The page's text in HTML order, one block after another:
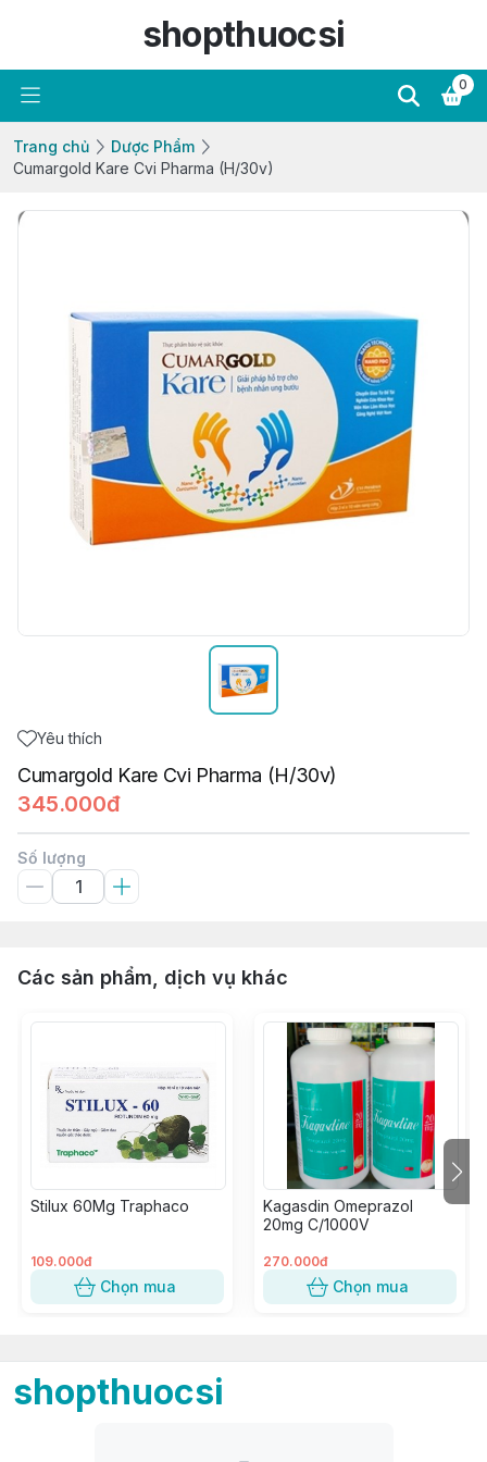
shopthuocsi
0
Trang chủ
Dược Phẩm
Cumargold Kare Cvi Pharma (H/30v)
Yêu thích
Cumargold Kare Cvi Pharma (H/30v)
345.000đ
Số lượng
Các sản phẩm, dịch vụ khác
Stilux 60Mg Traphaco
109.000đ
Chọn mua
Kagasdin Omeprazol
20mg C/1000V
270.000đ
Chọn mua
shopthuocsi